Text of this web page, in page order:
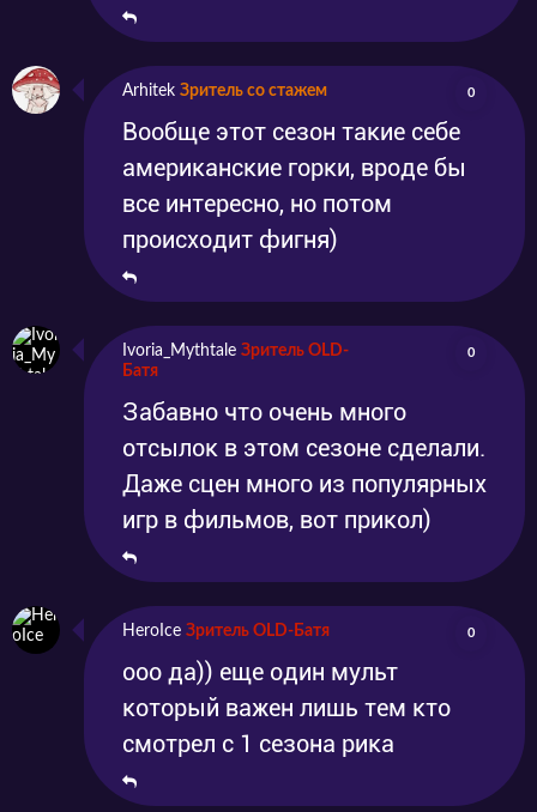
Arhitek Зритель со стажем 0
Вообще этот сезон такие себе
американские горки, вроде бы
все интересно, но потом
происходит фигня)
Ivoria_Mythtale Зритель OLD-
Батя
0
Забавно что очень много
отсылок в этом сезоне сделали.
Даже сцен много из популярных
игр в фильмов, вот прикол)
HeroIce Зритель OLD-Батя 0
ооо да)) еще один мульт
который важен лишь тем кто
смотрел с 1 сезона рика